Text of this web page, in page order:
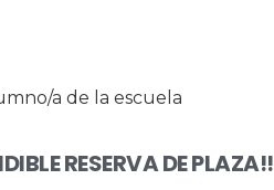
a de la escuela
RESERVA DE PLAZA!!